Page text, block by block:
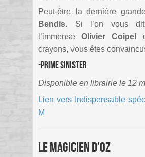
Peut-être la dernière
Bendis. Si l’on vous dit
l’immenseOlivier Coipel
crayons, vous êtes
-Prime Sinister
Disponible en librairie le 12
Lien vers Indispensable
M
Le Magicien d’Oz